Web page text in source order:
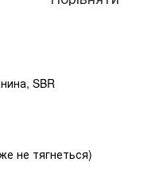
SBR
не тягнеться)